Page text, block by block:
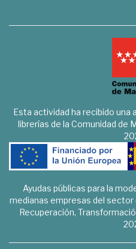
Esta actividad ha recibido una
librerías de la Comunidad de
Ayudas públicas para la
medianas empresas del sector
Recuperación,